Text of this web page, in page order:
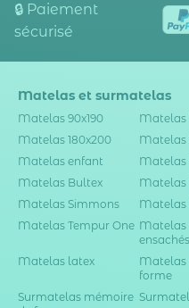
🔒 Paiement
sécurisé
Matelas et surmatelas
Matelas 90x190 Matelas
Matelas 180x200
Matelas
Matelas enfant
Matelas
Matelas Bultex
Matelas
Matelas Simmons
Matelas
Matelas Tempur One Matelas
ensachés
Matelas latex
Matelas
forme
Surmatelas mémoire